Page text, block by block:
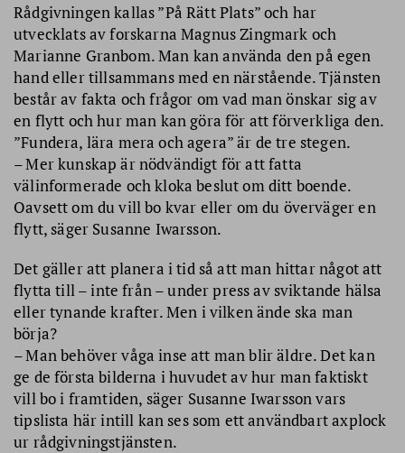
Rådgivningen kallas ”På Rätt Plats” och har
utvecklats av forskarna Magnus Zingmark och
Marianne Granbom. Man kan använda den på egen
hand eller tillsammans med en närstående. Tjänsten
består av fakta och frågor om vad man önskar sig av
en flytt och hur man kan göra för att förverkliga den.
”Fundera, lära mera och agera” är de tre stegen.
– Mer kunskap är nödvändigt för att fatta
välinformerade och kloka beslut om ditt boende.
Oavsett om du vill bo kvar eller om du överväger en
flytt, säger Susanne Iwarsson.
Det gäller att planera i tid så att man hittar något att
flytta till – inte från – under press av sviktande hälsa
eller tynande krafter. Men i vilken ände ska man
börja?
– Man behöver våga inse att man blir äldre. Det kan
ge de första bilderna i huvudet av hur man faktiskt
vill bo i framtiden, säger Susanne Iwarsson vars
tipslista här intill kan ses som ett användbart axplock
ur rådgivningstjänsten.